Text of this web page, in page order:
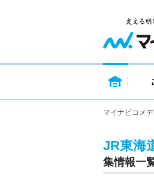
トップ
マイナビコメ
JR東海
集情報一